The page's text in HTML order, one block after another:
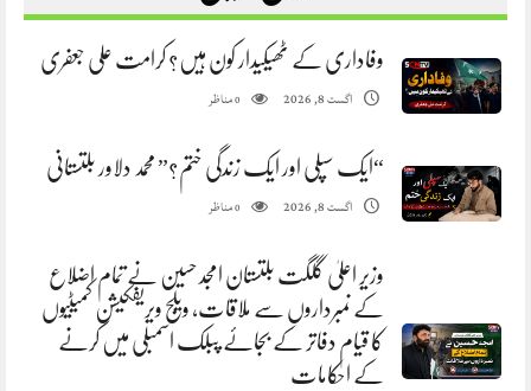
وفاداری کے ٹھیکیدار کون ہیں؟ کرامت علی جعفری
اگست 8, 2026 0مناظر
“ایک سپلی اور ایک زندگی ختم؟” محمد دلاور بلتستانی
اگست 8, 2026 0مناظر
وزیر اعلیٰ گلگت بلتستان امجد حسین نے تمام اضلاع
کے نمبرداروں سے ملاقات، ویلج ویریفکیشن کمیٹیوں
کا قیام دفاتر کے بجائے پبلک اسمبلی میں کرنے
کے احکامات